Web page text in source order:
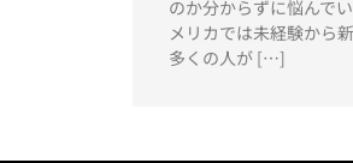
のか分からずに悩んで
メリカでは未経験から
多くの人が […]